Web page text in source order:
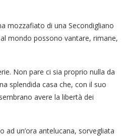
mozzafiato di una Secondigliano
mondo possono vantare, rimane,
Non pare ci sia proprio nulla da
splendida casa che, con il suo
avere la libertà dei
ad un’ora antelucana, sorvegliata